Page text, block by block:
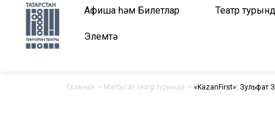
Афиша һәм Билетлар Театр
Элемтә
Главная — Матбугат театр турында — «KazanFirst»: Зульфат